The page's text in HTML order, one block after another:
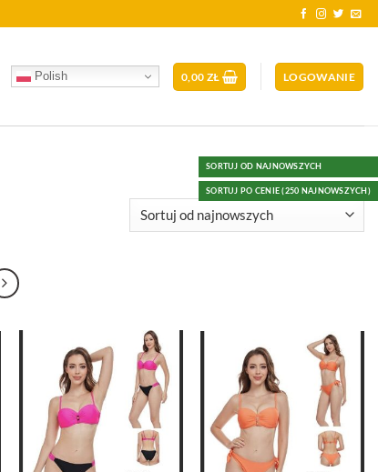
Polish 0,00 ZŁ LOGOWANIE
SORTUJ OD NAJNOWSZYCH
SORTUJ PO CENIE (250 NAJNOWSZYCH)